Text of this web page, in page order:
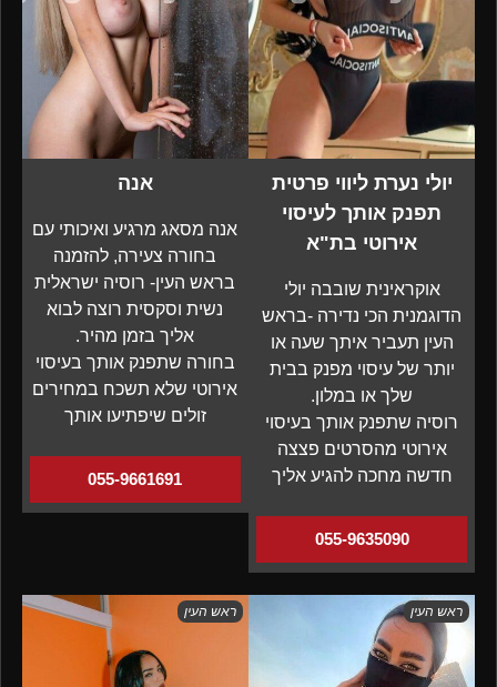
יולי נערת ליווי פרטית
תפנק אותך לעיסוי
אירוטי בת"א
אוקראינית שובבה יולי
הדוגמנית הכי נדירה -בראש
העין תעביר איתך שעה או
יותר של עיסוי מפנק בבית
שלך או במלון.
רוסיה שתפנק אותך בעיסוי
אירוטי מהסרטים פצצה
חדשה מחכה להגיע אליך
055-9635090
אנה
אנה מסאג מרגיע ואיכותי עם
בחורה צעירה, להזמנה
בראש העין- רוסיה ישראלית
נשית וסקסית רוצה לבוא
אליך בזמן מהיר.
בחורה שתפנק אותך בעיסוי
אירוטי שלא תשכח במחירים
זולים שיפתיעו אותך
055-9661691
ראש העין ראש העין